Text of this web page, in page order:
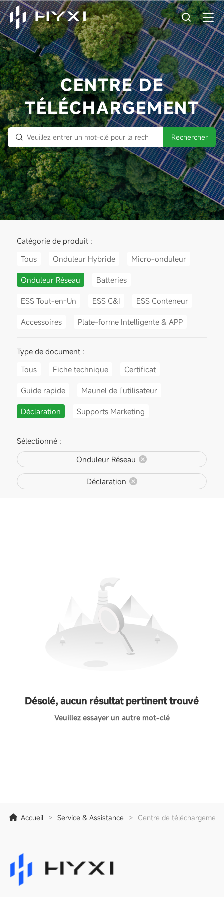
CENTRE DE
TÉLÉCHARGEMENT
Rechercher
Catégorie de produit :
Tous
Onduleur Hybride Micro-onduleur
Onduleur Réseau Batteries
ESS Tout-en-Un ESS C&I ESS Conteneur
Accessoires Plate-forme Intelligente & APP
Type de document :
Tous
Fiche technique Certificat
Guide rapide Maunel de l'utilisateur
Déclaration Supports Marketing
Sélectionné :
Onduleur Réseau
Déclaration
Désolé, aucun résultat pertinent trouvé
Veuillez essayer un autre mot-clé
Accueil > Service & Assistance > Centre de téléchargement